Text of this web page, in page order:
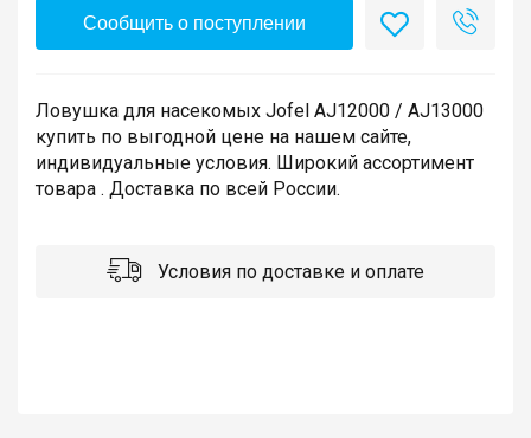
Сообщить о поступлении
Ловушка для насекомых Jofel AJ12000 / AJ13000
купить по выгодной цене на нашем сайте,
индивидуальные условия. Широкий ассортимент
товара . Доставка по всей России.
Условия по доставке и оплате